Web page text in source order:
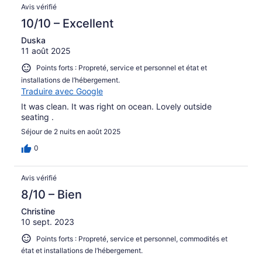
Avis vérifié
10/10 – Excellent
Duska
11 août 2025
Points forts : Propreté, service et personnel et état et
installations de l’hébergement.
Traduire avec Google
It was clean. It was right on ocean. Lovely outside
seating .
Séjour de 2 nuits en août 2025
0
Avis vérifié
8/10 – Bien
Christine
10 sept. 2023
Points forts : Propreté, service et personnel, commodités et
état et installations de l’hébergement.